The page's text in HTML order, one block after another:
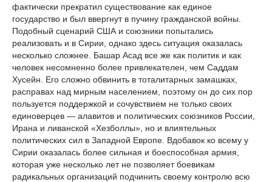
фактически прекратил существование как единое
государство и был ввергнут в пучину гражданской войны.
Подобный сценарий США и союзники попытались
реализовать и в Сирии, однако здесь ситуация оказалась
несколько сложнее. Башар Асад все же как политик и как
человек несомненно более привлекателен, чем Саддам
Хусейн. Его сложно обвинить в тоталитарных замашках,
расправах над мирным населением, поэтому он до сих пор
пользуется поддержкой и сочувствием не только своих
единоверцев — алавитов и политических союзников России,
Ирана и ливанской «Хезболлы», но и влиятельных
политических сил в Западной Европе. Вдобавок ко всему у
Сирии оказалась более сильная и боеспособная армия,
которая уже несколько лет не позволяет боевикам
радикальных организаций подчинить своему контролю всю